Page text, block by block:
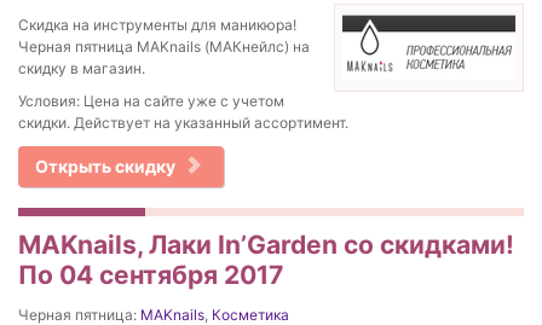
Скидка на инструменты для маникюра!
Черная пятница MAKnails (МАКнейлс) на
скидку в магазин.
Условия: Цена на сайте уже с учетом
скидки. Действует на указанный ассортимент.
Открыть скидку
MAKnails, Лаки In’Garden со скидками!
По 04 сентября 2017
Черная пятница: MAKnails Косметика